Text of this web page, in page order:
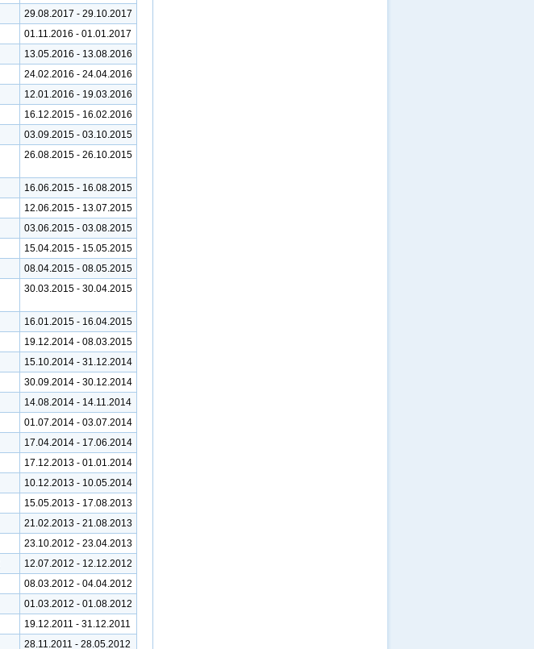
29.08.2017 - 29.10.2017
01.11.2016 - 01.01.2017
13.05.2016 - 13.08.2016
24.02.2016 - 24.04.2016
12.01.2016 - 19.03.2016
16.12.2015 - 16.02.2016
03.09.2015 - 03.10.2015
26.08.2015 - 26.10.2015
16.06.2015 - 16.08.2015
12.06.2015 - 13.07.2015
03.06.2015 - 03.08.2015
15.04.2015 - 15.05.2015
08.04.2015 - 08.05.2015
30.03.2015 - 30.04.2015
16.01.2015 - 16.04.2015
19.12.2014 - 08.03.2015
15.10.2014 - 31.12.2014
30.09.2014 - 30.12.2014
14.08.2014 - 14.11.2014
01.07.2014 - 03.07.2014
17.04.2014 - 17.06.2014
17.12.2013 - 01.01.2014
10.12.2013 - 10.05.2014
15.05.2013 - 17.08.2013
21.02.2013 - 21.08.2013
23.10.2012 - 23.04.2013
12.07.2012 - 12.12.2012
08.03.2012 - 04.04.2012
01.03.2012 - 01.08.2012
19.12.2011 - 31.12.2011
28.11.2011 - 28.05.2012